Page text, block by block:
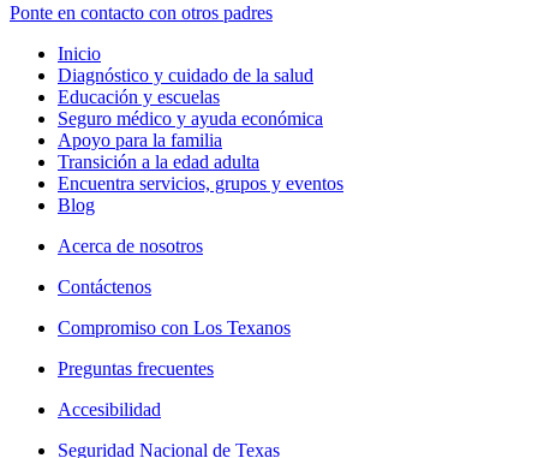
Ponte en contacto con otros padres
Inicio
Diagnóstico y cuidado de la salud
Educación y escuelas
Seguro médico y ayuda económica
Apoyo para la familia
Transición a la edad adulta
Encuentra servicios, grupos y eventos
Blog
Acerca de nosotros
Contáctenos
Compromiso con Los Texanos
Preguntas frecuentes
Accesibilidad
Seguridad Nacional de Texas